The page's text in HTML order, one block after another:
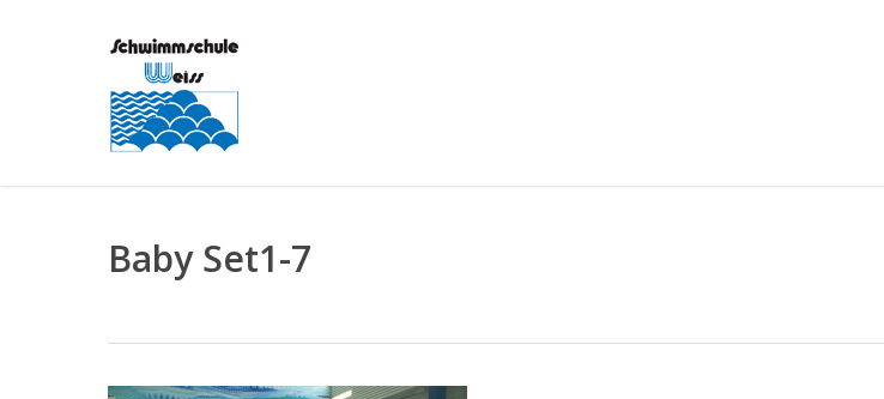
Baby Set1-7